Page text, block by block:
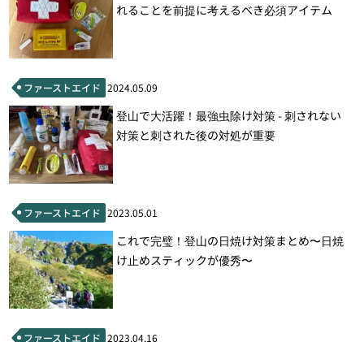
れることを前提に考えるべき必須アイテム
ファーストエイド 2024.05.09
登山で大活躍！最強虫除け対策 - 刺されない
対策と刺された後の対処が重要
ファーストエイド 2023.05.01
これで完璧！登山の日焼け対策まとめ〜日焼
け止めスティックが優秀〜
ファーストエイド 2023.04.16